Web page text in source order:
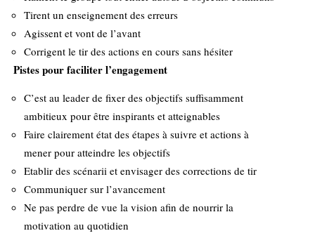
Tirent un enseignement des erreurs
Agissent et vont de l’avant
Corrigent le tir des actions en cours sans hésiter
Pistes pour faciliter l’engagement
C’est au leader de fixer des objectifs suffisamment
ambitieux pour être inspirants et atteignables
Faire clairement état des étapes à suivre et actions à
mener pour atteindre les objectifs
Etablir des scénarii et envisager des corrections de tir
Communiquer sur l’avancement
Ne pas perdre de vue la vision afin de nourrir la
motivation au quotidien